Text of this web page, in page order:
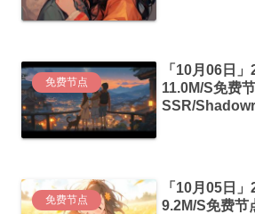
免费节点
「10月06日
11.0M/S免费
SSR/
免费节点
「10月05日
9.2M/S免费节